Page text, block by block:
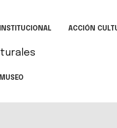
INSTITUCIONAL ACCIÓN
MUSEO